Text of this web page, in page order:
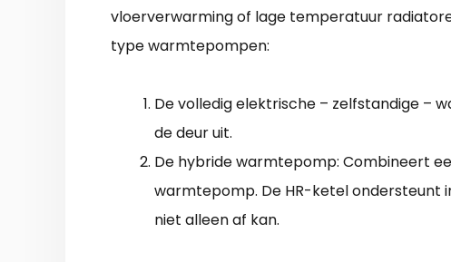
vloerverwarming of lage temperatuur
type warmtepompen:
De volledig elektrische – zelfstandige –
de deur uit.
De hybride warmtepomp: Combineert
warmtepomp. De HR-ketel
niet alleen af kan.